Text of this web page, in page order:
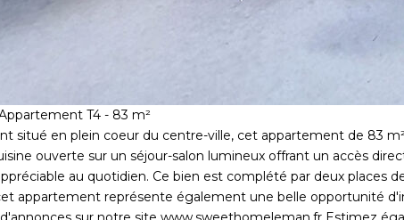
T4 - 83 m²
situé en plein coeur du centre-ville, cet appartement de 83
ouverte sur un séjour-salon lumineux offrant un accès
au quotidien. Ce bien est complété par deux places
appartement représente également une belle opportunité